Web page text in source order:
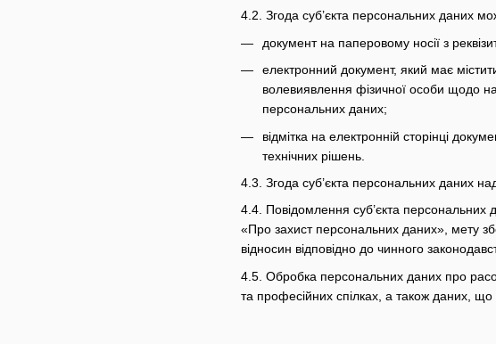
4.2. Згода суб’єкта персональних даних
документ на паперовому носії з
електронний документ, який має
волевиявлення фізичної особи щодо
персональних даних;
відмітка на електронній сторінці
технічних рішень.
4.3. Згода суб’єкта персональних даних
4.4. Повідомлення суб’єкта
«Про захист персональних даних», мету
відносин відповідно до чинного
4.5. Обробка персональних даних про
та професійних спілках, а також даних, що